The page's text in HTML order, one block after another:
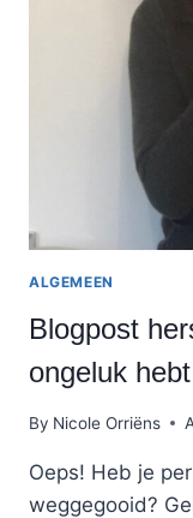
JE
BLOG
OVER
GAAT?
ALGEMEEN
Blogpost
ongeluk
By Nicole Orriëns
Oeps! Heb je
weggegooid?